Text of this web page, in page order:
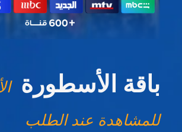
باقة الأسطورة
للمشاهدة عند الطلب